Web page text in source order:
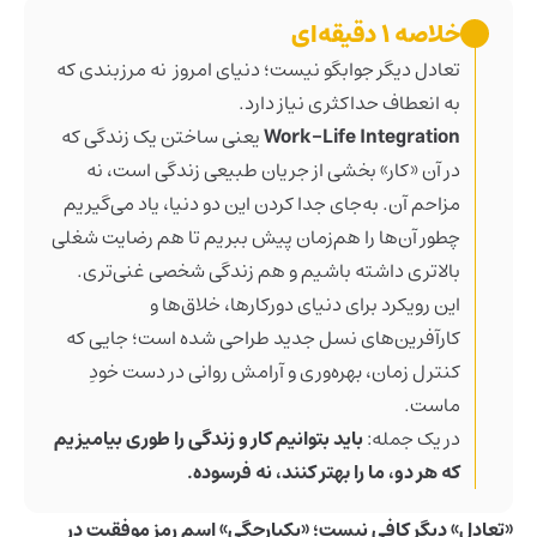
خلاصه ۱ دقیقه‌ای
تعادل دیگر جوابگو نیست؛ دنیای امروز نه مرزبندی که
به انعطاف حداکثری نیاز دارد.
Work-Life Integrationیعنی ساختن یک زندگی که
در آن «کار» بخشی از جریان طبیعی زندگی است، نه
مزاحم آن. به‌جای جدا کردن این دو دنیا، یاد می‌گیریم
چطور آن‌ها را هم‌زمان پیش ببریم تا هم رضایت شغلی
بالاتری داشته باشیم و هم زندگی شخصی غنی‌تری.
این رویکرد برای دنیای دورکارها، خلاق‌ها و
کارآفرین‌های نسل جدید طراحی شده است؛ جایی که
کنترل زمان، بهره‌وری و آرامش روانی در دست خودِ
ماست.
در یک جمله:باید بتوانیم کار و زندگی را طوری بیامیزیم
که هر دو، ما را بهتر کنند، نه فرسوده.
«تعادل» دیگر کافی نیست؛ «یکپارچگی» اسم رمز موفقیت در